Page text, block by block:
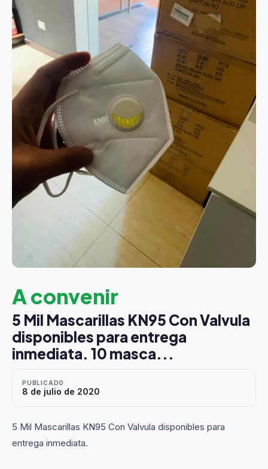
A convenir
5 Mil Mascarillas KN95 Con Valvula
disponibles para entrega
inmediata. 10 masca...
PUBLICADO
8 de julio de 2020
5 Mil Mascarillas KN95 Con Valvula disponibles para
entrega inmediata.